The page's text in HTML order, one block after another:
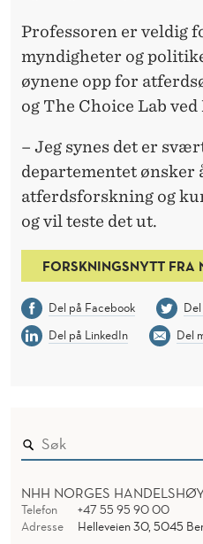
Professoren er veldig
myndigheter og
øynene opp for
og The Choice Lab
– Jeg synes det er
departementet ønsker
atferdsforskning og
og vil teste det ut.
FORSKNINGSNYTT FRA
Del på Facebook
Del på LinkedIn
Del
NHH NORGES
Telefon
+47 55 95 90 00
Adresse
Helleveien 30, 5045